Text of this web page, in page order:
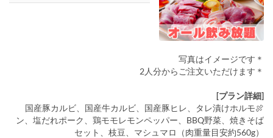
＊写真はイメージです
＊2人分からご注文いただけます
[プラン詳細]
🍖国産豚カルビ、国産牛カルビ、国産豚ヒレ、タレ漬けホルモ
ン、塩だれポーク、鶏モモレモンペッパー、BBQ野菜、焼きそば
セット、枝豆、マシュマロ（肉重量目安約560g）